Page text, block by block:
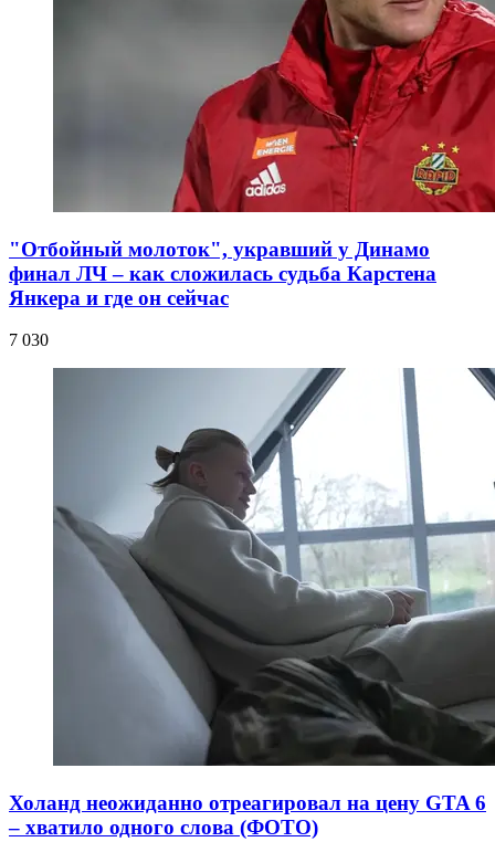
"Отбойный молоток", укравший у Динамо
финал ЛЧ – как сложилась судьба Карстена
Янкера и где он сейчас
7 030
Холанд неожиданно отреагировал на цену GTA 6
– хватило одного слова (ФОТО)